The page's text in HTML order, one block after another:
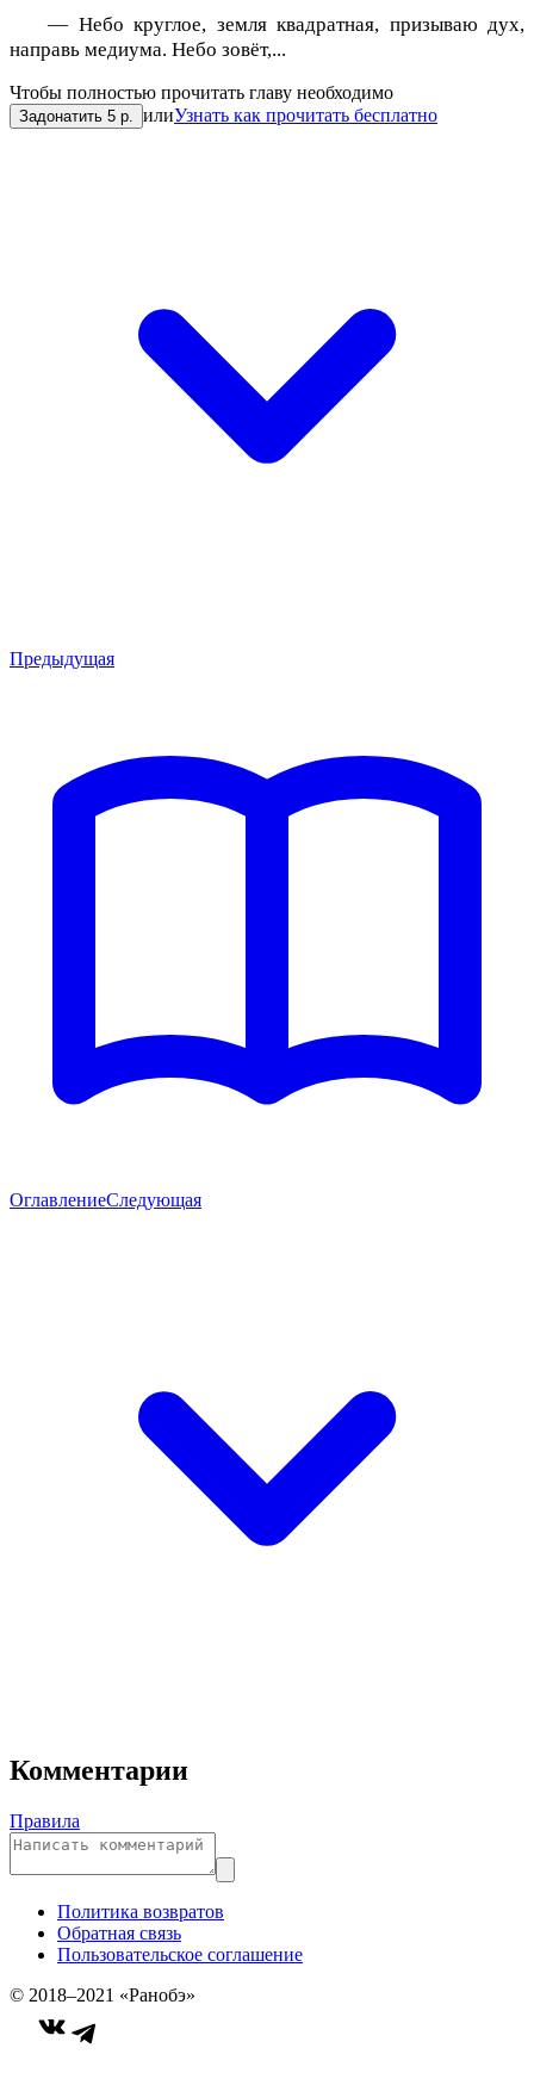
— Небо круглое, земля квадратная, призываю дух,
направь медиума. Небо зовёт,...
Чтобы полностью прочитать главу необходимо
Задонатить 5 р. илиУзнать как прочитать бесплатно
Предыдущая
ОглавлениеСледующая
Комментарии
Правила
Политика возвратов
Обратная связь
Пользовательское соглашение
© 2018–2021 «Ранобэ»